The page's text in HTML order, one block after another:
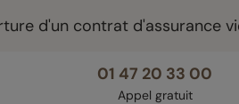
d'un contrat d'assurance
01 47 20 33 00
Appel gratuit